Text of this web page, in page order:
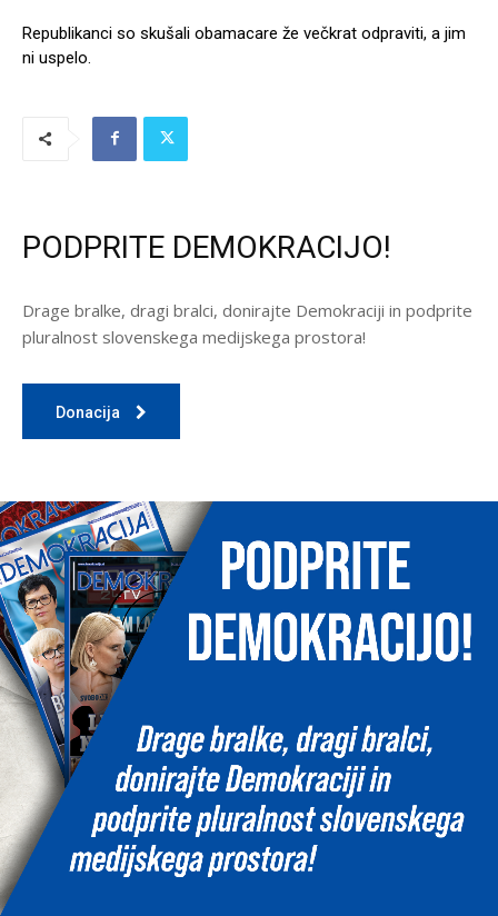
Republikanci so skušali obamacare že večkrat odpraviti, a jim
ni uspelo.
PODPRITE DEMOKRACIJO!
Drage bralke, dragi bralci, donirajte Demokraciji in podprite
pluralnost slovenskega medijskega prostora!
Donacija